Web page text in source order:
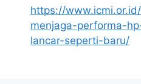
https://
menjaga-performa-
lancar-seperti-baru/